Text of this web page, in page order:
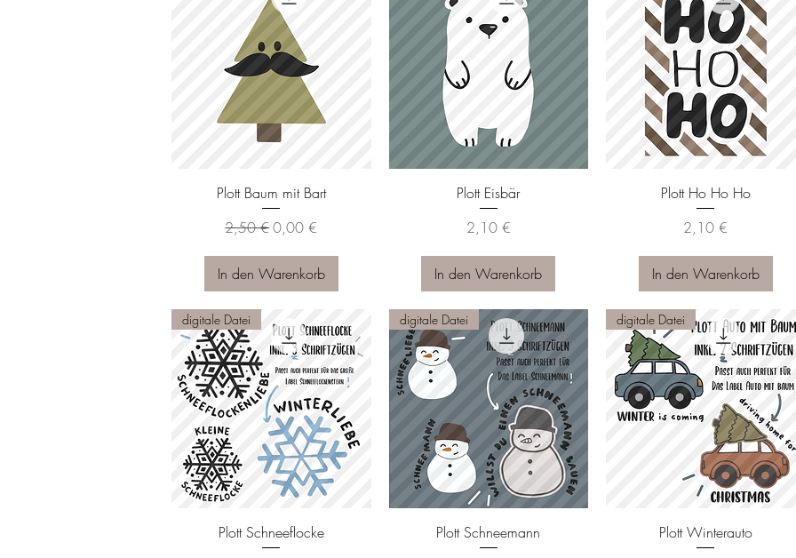
Schnellansicht
Plott Baum mit Bart
Standardpreis
2,50 €Sale-Preis
0,00 €
In den Warenkorb
Schnellansicht
Plott Eisbär
Preis
2,10 €
In den Warenkorb
Schnellansicht
Plott Ho Ho Ho
Preis
2,10 €
In den Warenkorb
Schnellansicht
digitale Datei
Plott Schneeflocke
Schnellansicht
digitale Datei
Plott Schneemann
Schnellansicht
digitale Datei
Plott Winterauto